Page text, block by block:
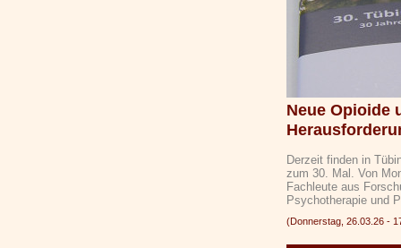
Neue Opioide
Derzeit finden in
zum 30. Mal. Von
Fachleute aus
Psychotherapie und
(Donnerstag, 26.03.26 -